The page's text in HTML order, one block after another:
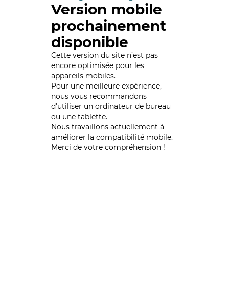
Version mobile
prochainement
disponible
Cette version du site n’est pas
encore optimisée pour les
appareils mobiles.
Pour une meilleure expérience,
nous vous recommandons
d'utiliser un ordinateur de bureau
ou une tablette.
Nous travaillons actuellement à
améliorer la compatibilité mobile.
Merci de votre compréhension !